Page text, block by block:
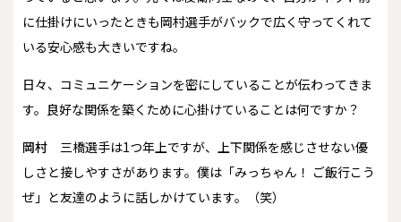
に仕掛けにいったときも岡村選手がバックで広く守ってくれて
いる安心感も大きいですね。
――日々、コミュニケーションを密にしていることが伝わってきま
す。良好な関係を築くために心掛けていることは何ですか？
岡村
三橋選手は1つ年上ですが、上下関係を感じさせない優
しさと接しやすさがあります。僕は「みっちゃん！ ご飯行こう
ぜ」と友達のように話しかけています。（笑）